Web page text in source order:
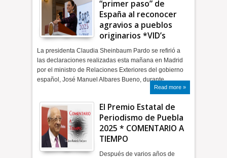
“primer paso” de
España al reconocer
agravios a pueblos
originarios *VID’s
La presidenta Claudia Sheinbaum Pardo se refirió a
las declaraciones realizadas esta mañana en Madrid
por el ministro de Relaciones Exteriores del gobierno
español, José Manuel Albares Bueno, durante …
Read more »
El Premio Estatal de
Periodismo de Puebla
2025 * COMENTARIO A
TIEMPO
Después de varios años de